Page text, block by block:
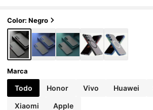
Color: Negro
Marca
Todo Honor Vivo Huawei
Xiaomi Apple